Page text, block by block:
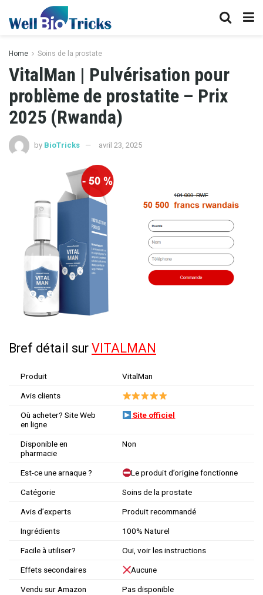
Home Soins de la prostate
VitalMan | Pulvérisation pour
problème de prostatite – Prix
2025 (Rwanda)
by BioTricks avril 23, 2025
Bref détail sur VITALMAN
Produit VitalMan
Avis clients
Où acheter? Site Web
en ligne
Site officiel
Disponible en
pharmacie
Non
Est-ce une arnaque ? Le produit d’origine fonctionne
Catégorie Soins de la prostate
Avis d’experts Produit recommandé
Ingrédients 100% Naturel
Facile à utiliser? Oui, voir les instructions
Effets secondaires Aucune
Vendu sur Amazon Pas disponible